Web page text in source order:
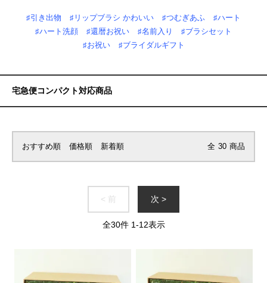
♯引き出物 ♯リップブラシ かわいい ♯つむぎあふ
♯ハート
♯ハート洗顔
♯還暦お祝い ♯名前入り
♯ブラシセット
♯お祝い
♯ブライダルギフト
宅急便コンパクト対応商品
おすすめ順 価格順 新着順 全 30 商品
< 前 次 >
全30件 1-12表示